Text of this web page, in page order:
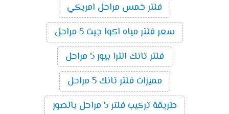
فلتر خمس مراحل امريكي
سعر فلتر مياه اكوا جيت 5 مراحل
فلتر تانك الترا بيور 5 مراحل
مميزات فلتر تانك 5 مراحل
طريقة تركيب فلتر 5 مراحل بالصور